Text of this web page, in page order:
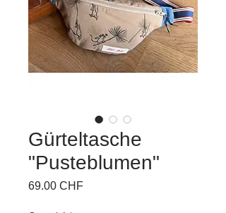
Gürteltasche
"Pusteblumen"
69.00 CHFPrix